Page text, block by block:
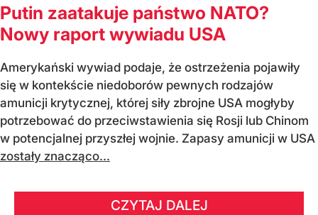
Putin zaatakuje państwo NATO?
Nowy raport wywiadu USA
Amerykański wywiad podaje, że ostrzeżenia pojawiły
się w kontekście niedoborów pewnych rodzajów
amunicji krytycznej, której siły zbrojne USA mogłyby
potrzebować do przeciwstawienia się Rosji lub Chinom
w potencjalnej przyszłej wojnie. Zapasy amunicji w USA
zostały znacząco...
CZYTAJ DALEJ